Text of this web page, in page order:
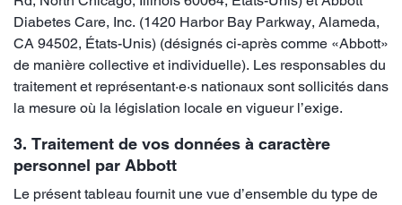
Diabetes Care, Inc. (1420 Harbor Bay Parkway, Alameda,
CA 94502, États-Unis) (désignés ci-après comme «Abbott»
de manière collective et individuelle). Les responsables du
traitement et représentant·e·s nationaux sont sollicités dans
la mesure où la législation locale en vigueur l’exige.
3. Traitement de vos données à caractère
personnel par Abbott
Le présent tableau fournit une vue d’ensemble du type de